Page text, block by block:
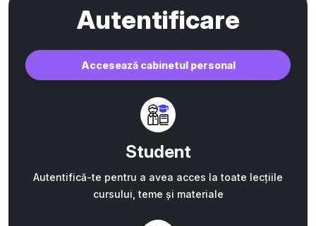
Autentificare
Accesează cabinetul personal
Student
Autentifică-te pentru a avea acces la toate lecțiile
cursului, teme și materiale